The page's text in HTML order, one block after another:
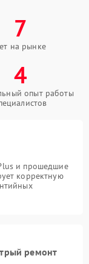
7
на рынке
4
опыт работы
и прошедшие
корректную
ремонт